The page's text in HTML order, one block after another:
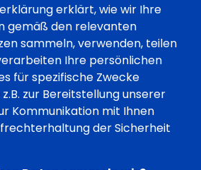
erklärt, wie wir Ihre
gemäß den relevanten
sammeln, verwenden, teilen
Ihre persönlichen
für spezifische Zwecke
zur Bereitstellung unserer
Kommunikation mit Ihnen
der Sicherheit